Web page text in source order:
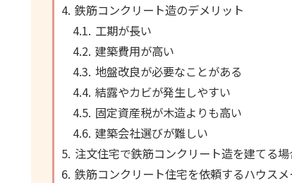
鉄筋コンクリート造のデメリット
工期が長い
建築費用が高い
地盤改良が必要なことがある
結露やカビが発生しやすい
固定資産税が木造よりも高い
建築会社選びが難しい
注文住宅で鉄筋コンクリート造を建てる
鉄筋コンクリート住宅を依頼するハウス